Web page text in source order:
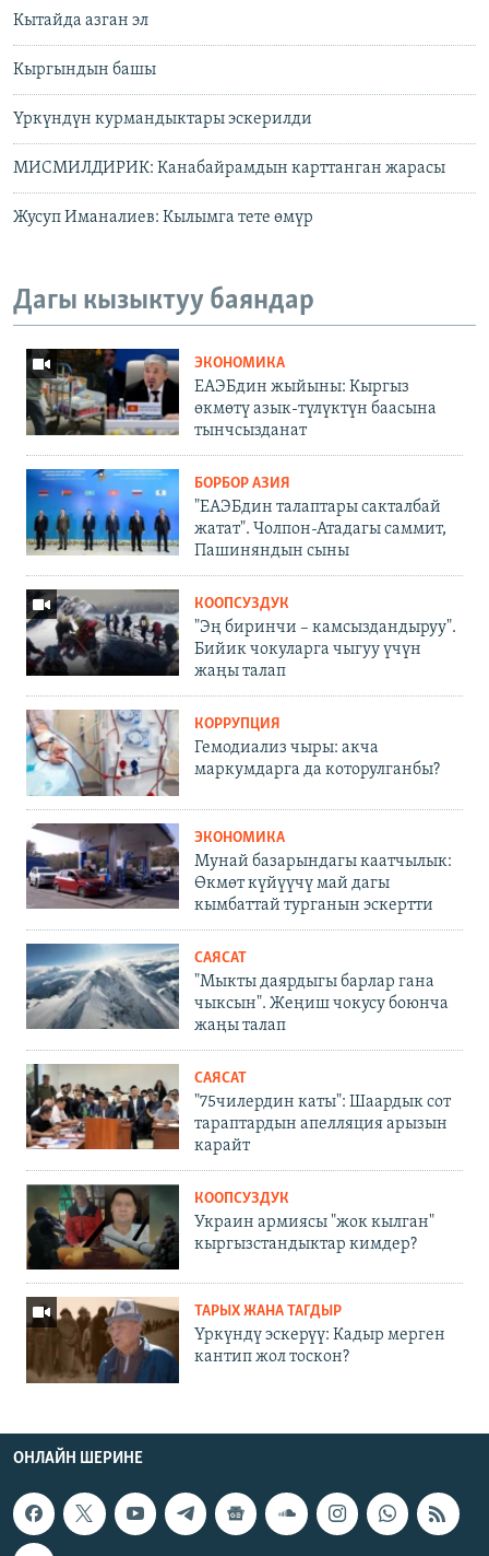
Кытайда азган эл
Кыргындын башы
Үркүндүн курмандыктары эскерилди
МИСМИЛДИРИК: Канабайрамдын карттанган жарасы
Жусуп Иманалиев: Кылымга тете өмүр
Дагы кызыктуу баяндар
ЭКОНОМИКА
ЕАЭБдин жыйыны: Кыргыз
өкмөтү азык-түлүктүн баасына
тынчсызданат
БОРБОР АЗИЯ
"ЕАЭБдин талаптары сакталбай
жатат". Чолпон-Атадагы саммит,
Пашиняндын сыны
КООПСУЗДУК
"Эң биринчи – камсыздандыруу".
Бийик чокуларга чыгуу үчүн
жаңы талап
КОРРУПЦИЯ
Гемодиализ чыры: акча
маркумдарга да которулганбы?
ЭКОНОМИКА
Мунай базарындагы каатчылык:
Өкмөт күйүүчү май дагы
кымбаттай турганын эскертти
САЯСАТ
"Мыкты даярдыгы барлар гана
чыксын". Жеңиш чокусу боюнча
жаңы талап
САЯСАТ
"75чилердин каты": Шаардык сот
тараптардын апелляция арызын
карайт
КООПСУЗДУК
Украин армиясы "жок кылган"
кыргызстандыктар кимдер?
ТАРЫХ ЖАНА ТАГДЫР
Үркүндү эскерүү: Кадыр мерген
кантип жол тоскон?
ОНЛАЙН ШЕРИНЕ